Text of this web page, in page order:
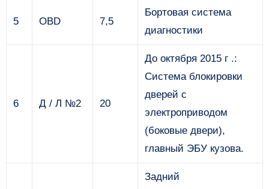
5 OBD 7,5
Бортовая система
диагностики
6 Д / Л №2 20
До октября 2015 г .:
Система блокировки
дверей с
электроприводом
(боковые двери),
главный ЭБУ кузова.
Задний